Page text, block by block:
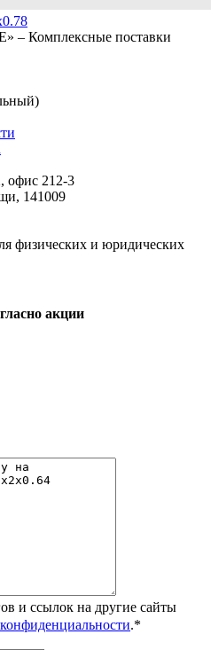
– Комплексные поставки
офис 212-3
, 141009
физических и юридических
акции
и ссылок на другие сайты
.*